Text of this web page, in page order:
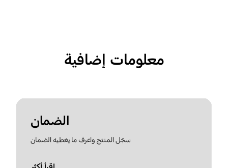
معلومات إضافية
الضمان
سجّل المنتج واعرف ما يغطيه الضمان